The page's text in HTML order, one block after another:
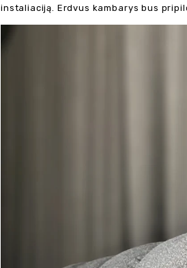
instaliaciją. Erdvus kambarys bus